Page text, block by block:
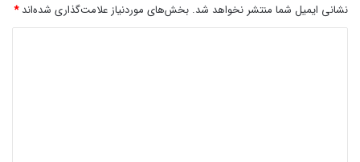
نشانی ایمیل شما منتشر نخواهد شد. بخش‌های موردنیاز علامت‌گذاری شده‌اند*